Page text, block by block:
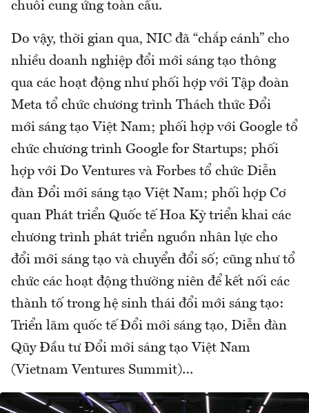
chuỗi cung ứng toàn cầu.
Do vậy, thời gian qua, NIC đã “chắp cánh” cho
nhiều doanh nghiệp đổi mới sáng tạo thông
qua các hoạt động như phối hợp với Tập đoàn
Meta tổ chức chương trình Thách thức Đổi
mới sáng tạo Việt Nam; phối hợp với Google tổ
chức chương trình Google for Startups; phối
hợp với Do Ventures và Forbes tổ chức Diễn
đàn Đổi mới sáng tạo Việt Nam; phối hợp Cơ
quan Phát triển Quốc tế Hoa Kỳ triển khai các
chương trình phát triển nguồn nhân lực cho
đổi mới sáng tạo và chuyển đổi số; cũng như tổ
chức các hoạt động thường niên để kết nối các
thành tố trong hệ sinh thái đổi mới sáng tạo:
Triển lãm quốc tế Đổi mới sáng tạo, Diễn đàn
Qũy Đầu tư Đổi mới sáng tạo Việt Nam
(Vietnam Ventures Summit)…